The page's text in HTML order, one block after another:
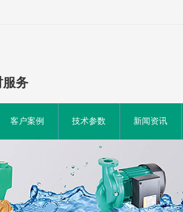
服务
客户案例 技术参数 新闻资讯